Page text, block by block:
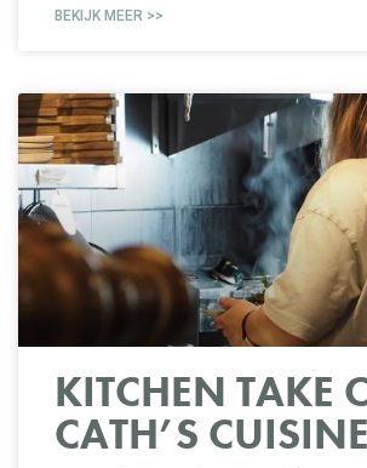
BEKIJK MEER >>
KITCHEN TAKE
CATH’S CUISINE